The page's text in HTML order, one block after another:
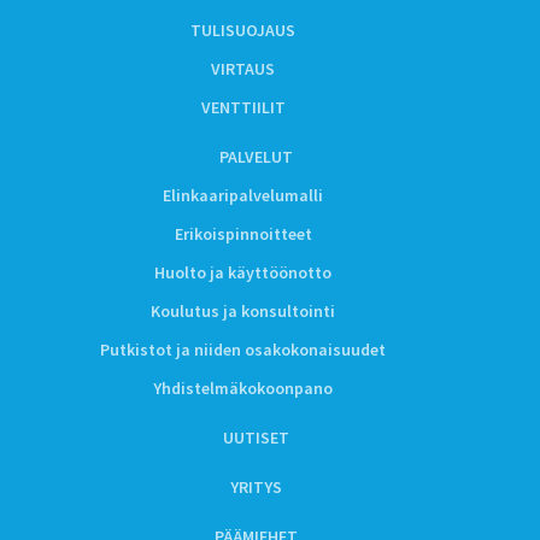
TULISUOJAUS
VIRTAUS
VENTTIILIT
PALVELUT
Elinkaaripalvelumalli
Erikoispinnoitteet
Huolto ja käyttöönotto
Koulutus ja konsultointi
Putkistot ja niiden osakokonaisuudet
Yhdistelmäkokoonpano
UUTISET
YRITYS